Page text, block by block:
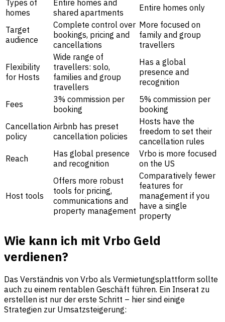
Types of
homes
Entire homes and
shared apartments
Entire homes only
Target
audience
Complete control over
bookings, pricing and
cancellations
More focused on
family and group
travellers
Flexibility
for Hosts
Wide range of
travellers: solo,
families and group
travellers
Has a global
presence and
recognition
Fees
3% commission per
booking
5% commission per
booking
Cancellation
policy
Airbnb has preset
cancellation policies
Hosts have the
freedom to set their
cancellation rules
Reach
Has global presence
and recognition
Vrbo is more focused
on the US
Host tools
Offers more robust
tools for pricing,
communications and
property management
Comparatively fewer
features for
management if you
have a single
property
Wie kann ich mit Vrbo Geld
verdienen?
Das Verständnis von Vrbo als Vermietungsplattform sollte
auch zu einem rentablen Geschäft führen. Ein Inserat zu
erstellen ist nur der erste Schritt – hier sind einige
Strategien zur Umsatzsteigerung: